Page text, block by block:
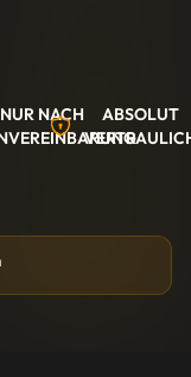
NUR NACH
ABSOLUT